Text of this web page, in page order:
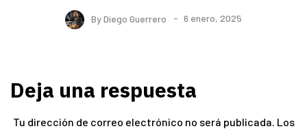
ByDiego Guerrero 6 enero, 2025
Deja una respuesta
Tu dirección de correo electrónico no será publicada. Los